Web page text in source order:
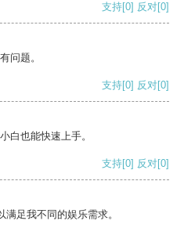
支持[0] 反对[0]
问题。
支持[0] 反对[0]
白也能快速上手。
支持[0] 反对[0]
足我不同的娱乐需求。